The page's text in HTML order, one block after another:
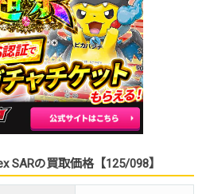
SARの買取価格【125/098】